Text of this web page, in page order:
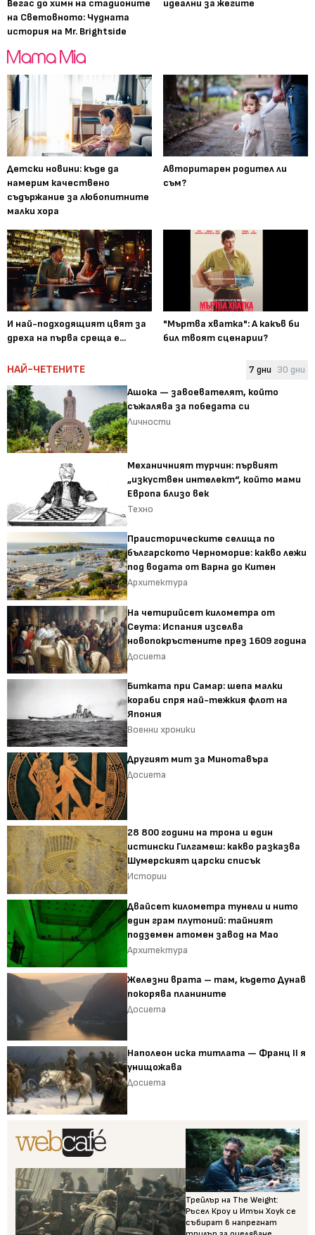
Вегас до химн на стадионите
на Световното: Чудната
история на Mr. Brightside
идеални за жегите
Детски новини: къде да
намерим качествено
съдържание за любопитните
малки хора
Авторитарен родител ли
съм?
И най-подходящият цвят за
дреха на първа среща е...
"Мъртва хватка": А какъв би
бил твоят сценарии?
НАЙ-ЧЕТЕНИТЕ 7 дни 30 дни
Ашока — завоевателят, който
съжалява за победата си
Личности
Механичният турчин: първият
„изкуствен интелект“, който мами
Европа близо век
Техно
Праисторическите селища по
българското Черноморие: какво лежи
под водата от Варна до Китен
Архитектура
На четирийсет километра от
Сеута: Испания изселва
новопокръстените през 1609 година
Досиета
Битката при Самар: шепа малки
кораби спря най-тежкия флот на
Япония
Военни хроники
Другият мит за Минотавъра
Досиета
28 800 години на трона и един
истински Гилгамеш: какво разказва
Шумерският царски списък
Истории
Двайсет километра тунели и нито
един грам плутоний: тайният
подземен атомен завод на Мао
Архитектура
Железни врата – там, където Дунав
покорява планините
Досиета
Наполеон иска титлата — Франц II я
унищожава
Досиета
Трейлър на The Weight:
Ръсел Кроу и Итън Хоук се
събират в напрегнат